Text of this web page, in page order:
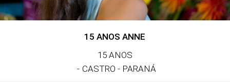
15 ANOS ANNE
15 ANOS
CASTRO - PARANÁ